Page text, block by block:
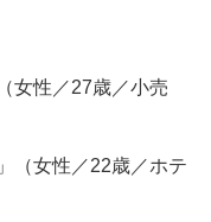
女性／27歳／小売
（女性／22歳／ホテ